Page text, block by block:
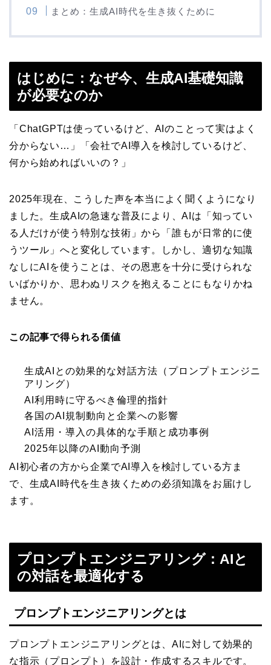
まとめ：生成AI時代を生き抜くために
はじめに：なぜ今、生成AI基礎知識
が必要なのか
「ChatGPTは使っているけど、AIのことって実はよく
分からない…」「会社でAI導入を検討しているけど、
何から始めればいいの？」
2025年現在、こうした声を本当によく聞くようになり
ました。生成AIの急速な普及により、AIは「知ってい
る人だけが使う特別な技術」から「誰もが日常的に使
うツール」へと変化しています。しかし、適切な知識
なしにAIを使うことは、その恩恵を十分に受けられな
いばかりか、思わぬリスクを抱えることにもなりかね
ません。
この記事で得られる価値
生成AIとの効果的な対話方法（プロンプトエンジニ
アリング）
AI利用時に守るべき倫理的指針
各国のAI規制動向と企業への影響
AI活用・導入の具体的な手順と成功事例
2025年以降のAI動向予測
AI初心者の方から企業でAI導入を検討している方ま
で、生成AI時代を生き抜くための必須知識をお届けし
ます。
プロンプトエンジニアリング：AIと
の対話を最適化する
プロンプトエンジニアリングとは
プロンプトエンジニアリングとは、AIに対して効果的
な指示（プロンプト）を設計・作成するスキルです。